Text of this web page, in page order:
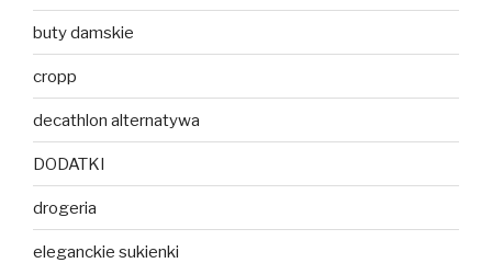
buty damskie
cropp
decathlon alternatywa
DODATKI
drogeria
eleganckie sukienki